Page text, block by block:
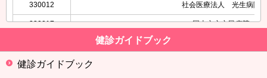
330012 社会医療法人 光生病院
330017 岡山市立市民病院
岡山済生会昭和町健康管理セン
330098
健診ガイドブック
健診ガイドブック